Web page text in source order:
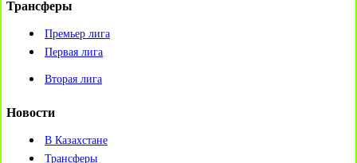
Трансферы
Премьер лига
Первая лига
Вторая лига
Новости
В Казахстане
Трансферы